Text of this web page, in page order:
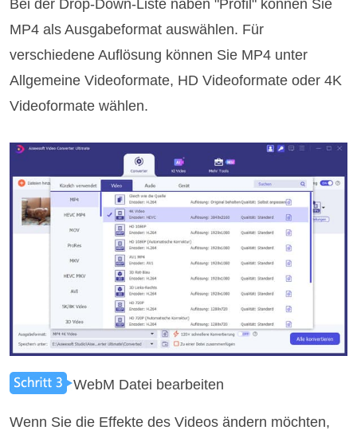
Bei der Drop-Down-Liste naben "Profil" können Sie
MP4 als Ausgabeformat auswählen. Für
verschiedene Auflösung können Sie MP4 unter
Allgemeine Videoformate, HD Videoformate oder 4K
Videoformate wählen.
WebM Datei bearbeiten
Wenn Sie die Effekte des Videos ändern möchten,